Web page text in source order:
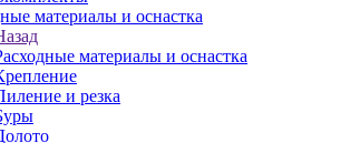
материалы и оснастка
материалы и оснастка
и резка